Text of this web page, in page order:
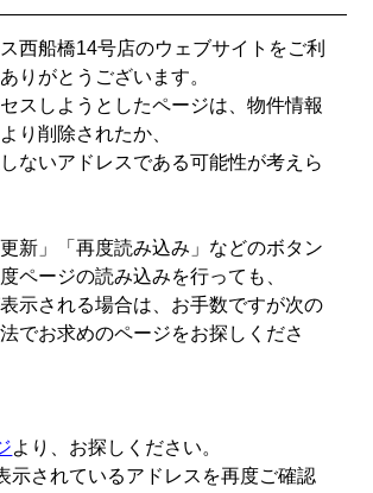
西船橋14号店のウェブサイトをご利
りがとうございます。
スしようとしたページは、物件情報
り削除されたか、
ないアドレスである可能性が考えら
新」「再度読み込み」などのボタン
ページの読み込みを行っても、
示される場合は、お手数ですが次の
でお求めのページをお探しくださ
より、お探しください。
示されているアドレスを再度ご確認